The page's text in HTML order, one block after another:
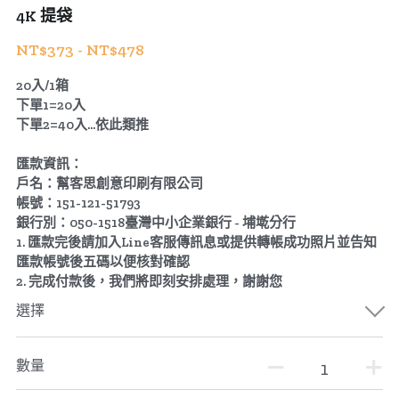
4K 提袋
NT$373 - NT$478
20入/1箱
下單1=20入
下單2=40入...依此類推
匯款資訊：
戶名：幫客思創意印刷有限公司
帳號：151-121-51793
銀行別：050-1518臺灣中小企業銀行 - 埔墘分行
1. 匯款完後請加入Line客服傳訊息或提供轉帳成功照片並告知
匯款帳號後五碼以便核對確認
2. 完成付款後，我們將即刻安排處理，謝謝您
選擇
數量